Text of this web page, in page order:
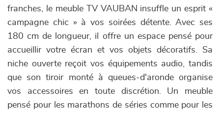
franches, le meuble TV VAUBAN insuffle un esprit «
campagne chic » à vos soirées détente. Avec ses
180 cm de longueur, il offre un espace pensé pour
accueillir votre écran et vos objets décoratifs. Sa
niche ouverte reçoit vos équipements audio, tandis
que son tiroir monté à queues-d'aronde organise
vos accessoires en toute discrétion. Un meuble
pensé pour les marathons de séries comme pour les